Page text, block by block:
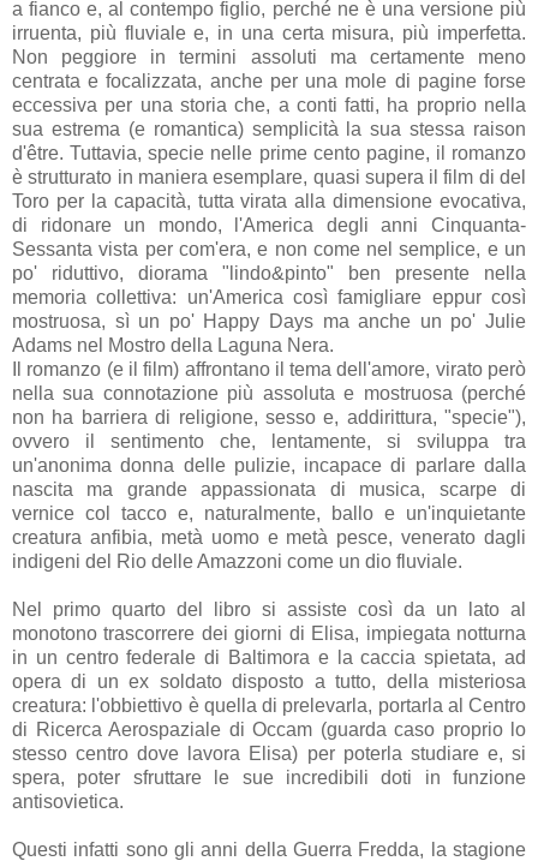
a fianco e, al contempo figlio, perché ne è una versione più
irruenta, più fluviale e, in una certa misura, più imperfetta.
Non peggiore in termini assoluti ma certamente meno
centrata e focalizzata, anche per una mole di pagine forse
eccessiva per una storia che, a conti fatti, ha proprio nella
sua estrema (e romantica) semplicità la sua stessa raison
d'être. Tuttavia, specie nelle prime cento pagine, il romanzo
è strutturato in maniera esemplare, quasi supera il film di del
Toro per la capacità, tutta virata alla dimensione evocativa,
di ridonare un mondo, l'America degli anni Cinquanta-
Sessanta vista per com'era, e non come nel semplice, e un
po' riduttivo, diorama "lindo&pinto" ben presente nella
memoria collettiva: un'America così famigliare eppur così
mostruosa, sì un po' Happy Days ma anche un po' Julie
Adams nel Mostro della Laguna Nera.
Il romanzo (e il film) affrontano il tema dell'amore, virato però
nella sua connotazione più assoluta e mostruosa (perché
non ha barriera di religione, sesso e, addirittura, "specie"),
ovvero il sentimento che, lentamente, si sviluppa tra
un'anonima donna delle pulizie, incapace di parlare dalla
nascita ma grande appassionata di musica, scarpe di
vernice col tacco e, naturalmente, ballo e un'inquietante
creatura anfibia, metà uomo e metà pesce, venerato dagli
indigeni del Rio delle Amazzoni come un dio fluviale.
Nel primo quarto del libro si assiste così da un lato al
monotono trascorrere dei giorni di Elisa, impiegata notturna
in un centro federale di Baltimora e la caccia spietata, ad
opera di un ex soldato disposto a tutto, della misteriosa
creatura: l'obbiettivo è quella di prelevarla, portarla al Centro
di Ricerca Aerospaziale di Occam (guarda caso proprio lo
stesso centro dove lavora Elisa) per poterla studiare e, si
spera, poter sfruttare le sue incredibili doti in funzione
antisovietica.
Questi infatti sono gli anni della Guerra Fredda, la stagione